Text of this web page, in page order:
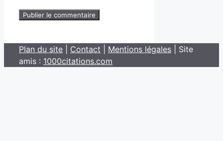
Plan du site Contact Mentions légales | Site
amis : 1000citations.com